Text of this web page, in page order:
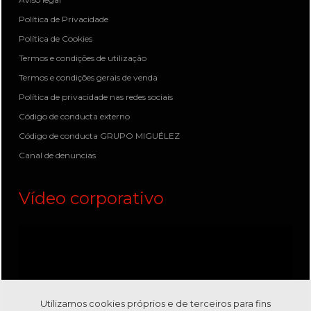
Política de Privacidade
Política de Cookies
Termos e condições de utilização
Termos e condições gerais de venda
Política de privacidade nas redes sociais
Código de conducta externo
Código de conducta GRUPO MIGUÉLEZ
Canal de denuncias
Vídeo corporativo
Utilizamos cookies próprios e de terceiros para fins